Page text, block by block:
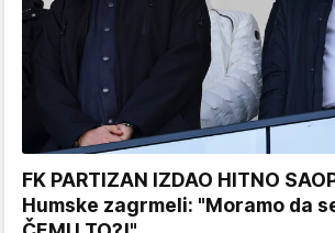
FK PARTIZAN IZDAO HITNO
Humske zagrmeli: "Moramo da